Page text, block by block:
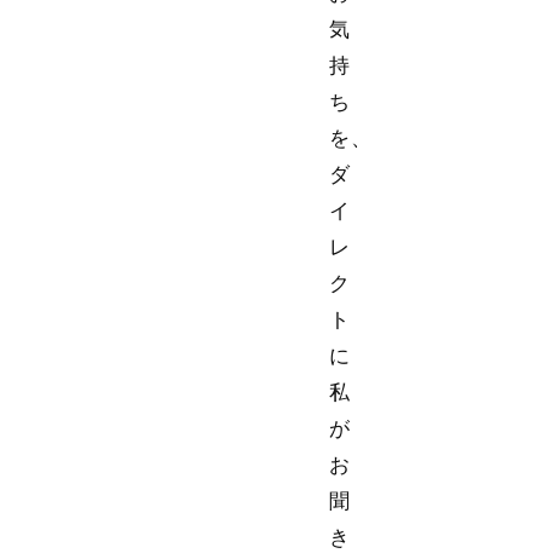
気
持
ち
を、
ダ
イ
レ
ク
ト
に
私
が
お
聞
き